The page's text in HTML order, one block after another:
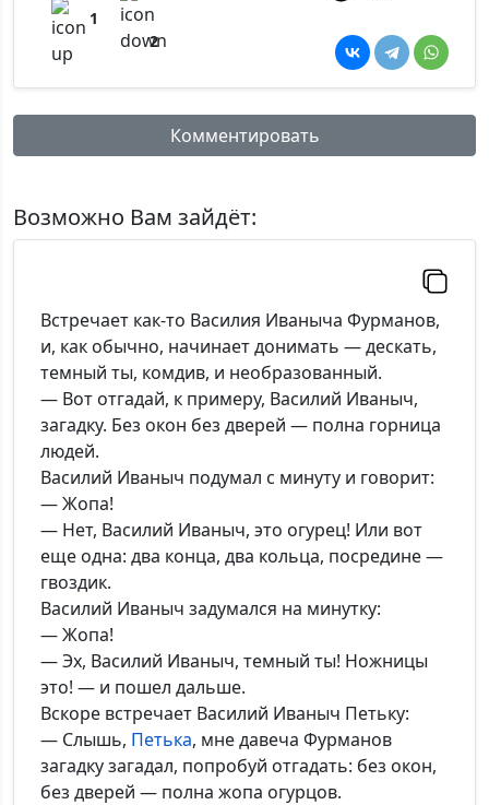
1
2
Комментировать
*Максимальное кол-во символов - 500. Ручная модерация.
Добавить
Возможно Вам зайдёт:
Встречает как-то Василия Иваныча Фурманов,
и, как обычно, начинает донимать — дескать,
темный ты, комдив, и необразованный.
— Вот отгадай, к примеру, Василий Иваныч,
загадку. Без окон без дверей — полна горница
людей.
Василий Иваныч подумал с минуту и говорит:
— Жопа!
— Нет, Василий Иваныч, это огурец! Или вот
еще одна: два конца, два кольца, посредине —
гвоздик.
Василий Иваныч задумался на минутку:
— Жопа!
— Эх, Василий Иваныч, темный ты! Ножницы
это! — и пошел дальше.
Вскоре встречает Василий Иваныч Петьку:
— Слышь, Петька, мне давеча Фурманов
загадку загадал, попробуй отгадать: без окон,
без дверей — полна жопа огурцов.